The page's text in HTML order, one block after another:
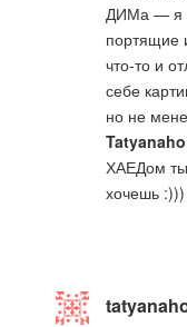
ДИМа — я
портящие
что-то и
себе
но не
Tatyanaho
ХАЕДом ты
хочешь :)))